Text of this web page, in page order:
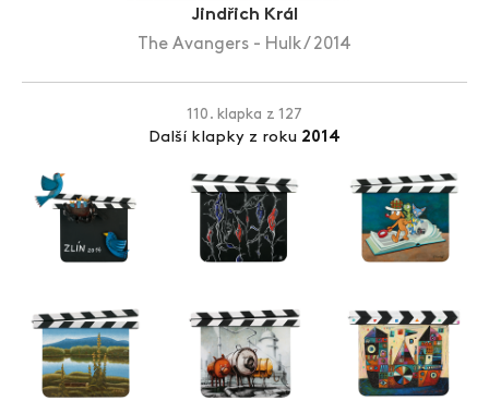
Jindřich Král
The Avangers - Hulk / 2014
110. klapka z 127
Další klapky z roku 2014